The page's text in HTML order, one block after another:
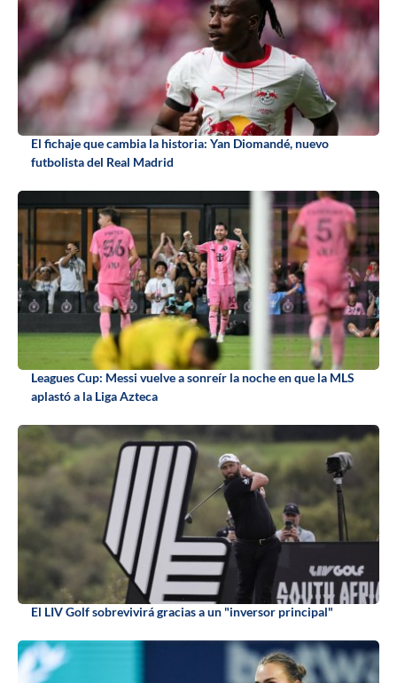
El fichaje que cambia la historia: Yan Diomandé, nuevo
futbolista del Real Madrid
Leagues Cup: Messi vuelve a sonreír la noche en que la MLS
aplastó a la Liga Azteca
El LIV Golf sobrevivirá gracias a un "inversor principal"